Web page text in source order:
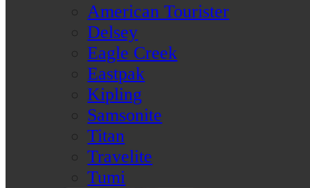
American Tourister
Delsey
Eagle Creek
Eastpak
Kipling
Samsonite
Titan
Travelite
Tumi